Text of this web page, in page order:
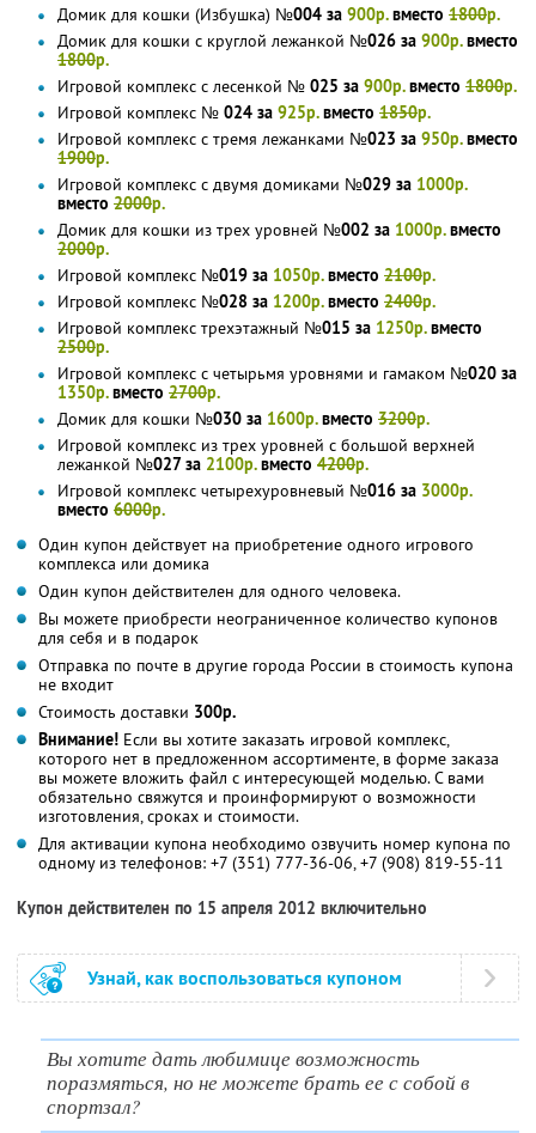
Домик для кошки (Избушка) №004 за 900р.вместо 1800р.
Домик для кошки с круглой лежанкой №026 за 900р.вместо
1800р.
Игровой комплекс с лесенкой № 025 за 900р.вместо 1800р.
Игровой комплекс № 024 за 925р.вместо 1850р.
Игровой комплекс с тремя лежанками №023 за 950р.вместо
1900р.
Игровой комплекс с двумя домиками №029 за 1000р.
вместо 2000р.
Домик для кошки из трех уровней №002 за 1000р.вместо
2000р.
Игровой комплекс №019 за 1050р.вместо 2100р.
Игровой комплекс №028 за 1200р.вместо 2400р.
Игровой комплекс трехэтажный №015 за 1250р.вместо
2500р.
Игровой комплекс с четырьмя уровнями и гамаком №020 за
1350р.вместо 2700р.
Домик для кошки №030 за 1600р.вместо 3200р.
Игровой комплекс из трех уровней с большой верхней
лежанкой №027 за 2100р.вместо 4200р.
Игровой комплекс четырехуровневый №016 за 3000р.
вместо 6000р.
Один купон действует на приобретение одного игрового
комплекса или домика
Один купон действителен для одного человека.
Вы можете приобрести неограниченное количество купонов
для себя и в подарок
Отправка по почте в другие города России в стоимость купона
не входит
Стоимость доставки 300р.
Внимание! Если вы хотите заказать игровой комплекс,
которого нет в предложенном ассортименте, в форме заказа
вы можете вложить файл с интересующей моделью. С вами
обязательно свяжутся и проинформируют о возможности
изготовления, сроках и стоимости.
Для активации купона необходимо озвучить номер купона по
одному из телефонов: +7 (351) 777-36-06, +7 (908) 819-55-11
Купон действителен по 15 апреля 2012 включительно
Узнай, как воспользоваться купоном
Вы хотите дать любимице возможность
поразмяться, но не можете брать ее с собой в
спортзал?